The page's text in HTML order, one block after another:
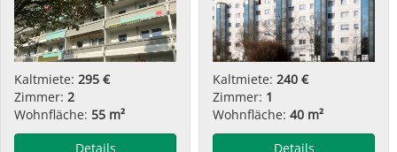
Kaltmiete: 295 €
Zimmer: 2
Wohnfläche: 55 m²
Details
Kaltmiete: 240 €
Zimmer: 1
Wohnfläche: 40 m²
Details